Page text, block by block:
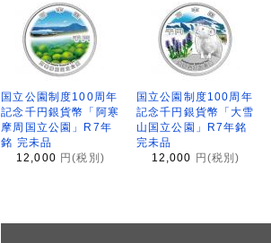
国立公園制度100周年
記念千円銀貨幣「阿寒
摩周国立公園」R7年
銘 完未品
12,000 円(税別)
国立公園制度100周年
記念千円銀貨幣「大雪
山国立公園」R7年銘
完未品
12,000 円(税別)